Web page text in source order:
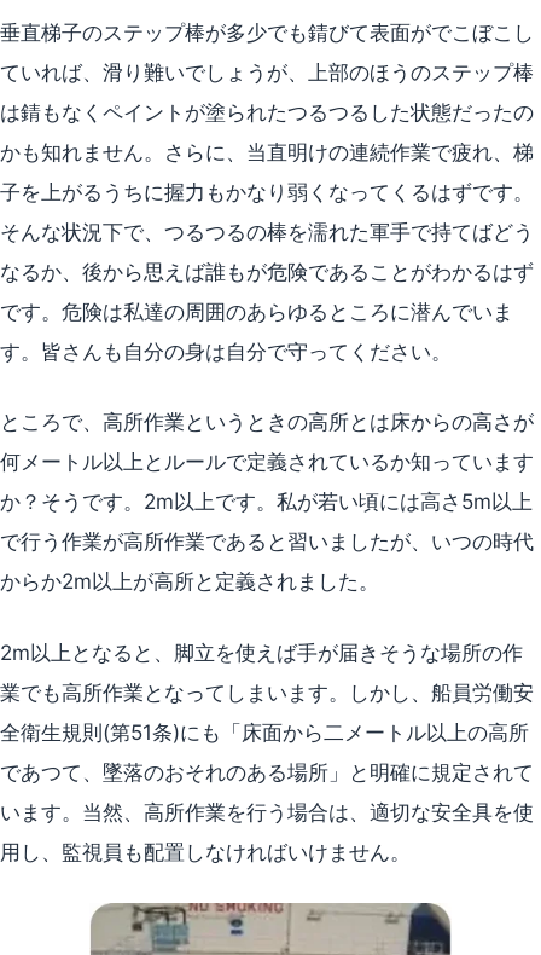
垂直梯子のステップ棒が多少でも錆びて表面がでこぼこし
ていれば、滑り難いでしょうが、上部のほうのステップ棒
は錆もなくペイントが塗られたつるつるした状態だったの
かも知れません。さらに、当直明けの連続作業で疲れ、梯
子を上がるうちに握力もかなり弱くなってくるはずです。
そんな状況下で、つるつるの棒を濡れた軍手で持てばどう
なるか、後から思えば誰もが危険であることがわかるはず
です。危険は私達の周囲のあらゆるところに潜んでいま
す。皆さんも自分の身は自分で守ってください。
ところで、高所作業というときの高所とは床からの高さが
何メートル以上とルールで定義されているか知っています
か？そうです。2m以上です。私が若い頃には高さ5m以上
で行う作業が高所作業であると習いましたが、いつの時代
からか2m以上が高所と定義されました。
2m以上となると、脚立を使えば手が届きそうな場所の作
業でも高所作業となってしまいます。しかし、船員労働安
全衛生規則(第51条)にも「床面から二メートル以上の高所
であつて、墜落のおそれのある場所」と明確に規定されて
います。当然、高所作業を行う場合は、適切な安全具を使
用し、監視員も配置しなければいけません。